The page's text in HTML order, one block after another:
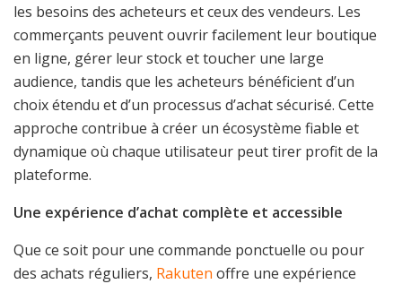
les besoins des acheteurs et ceux des vendeurs. Les
commerçants peuvent ouvrir facilement leur boutique
en ligne, gérer leur stock et toucher une large
audience, tandis que les acheteurs bénéficient d’un
choix étendu et d’un processus d’achat sécurisé. Cette
approche contribue à créer un écosystème fiable et
dynamique où chaque utilisateur peut tirer profit de la
plateforme.
Une expérience d’achat complète et accessible
Que ce soit pour une commande ponctuelle ou pour
des achats réguliers, Rakuten offre une expérience